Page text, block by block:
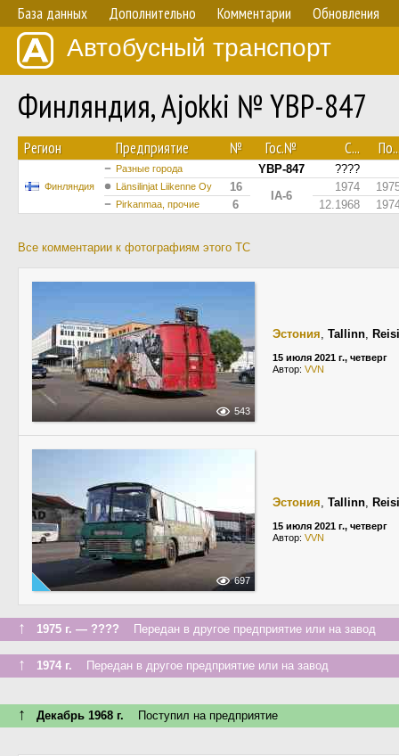
База данных Дополнительно Комментарии Обновления
Автобусный транспорт
Финляндия, Ajokki № YBP-847
Регион Предприятие № Гос.№ С...
Финляндия
Разные города YBP-847 ????
Länsilinjat Liikenne Oy 16
IA-6
1974
Pirkanmaa, прочие 6 12.1968
Все комментарии к фотографиям этого ТС
543
Эстония, Tallinn,
15 июля 2021 г., четверг
Автор: VVN
697
Эстония, Tallinn,
15 июля 2021 г., четверг
Автор: VVN
↑ 1975 г. — ???? Передан в другое предприятие или на завод
↑ 1974 г. Передан в другое предприятие или на завод
↑ Декабрь 1968 г. Поступил на предприятие